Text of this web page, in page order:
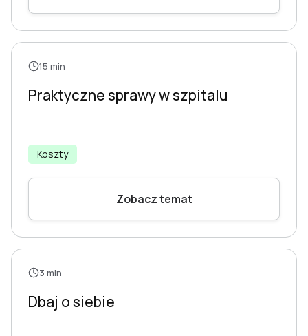
15 min
Praktyczne sprawy w szpitalu
Koszty
Zobacz temat
3 min
Dbaj o siebie